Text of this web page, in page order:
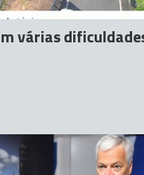
várias